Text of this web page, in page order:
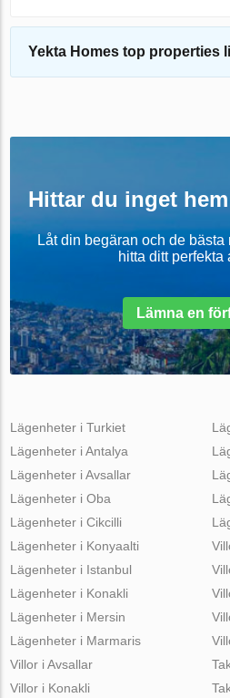
Yekta Homes top properties
Hittar du inget
Låt din begäran och de
hitta ditt perfekta
Lämna en
Lägenheter i Turkiet
Lägenheter i Antalya
Lägenheter i Avsallar
Lägenheter i Oba
Lägenheter i Cikcilli
Lägenheter i Konyaalti
Lägenheter i Istanbul
Lägenheter i Konakli
Lägenheter i Mersin
Lägenheter i Marmaris
Villor i Avsallar
Villor i Konakli